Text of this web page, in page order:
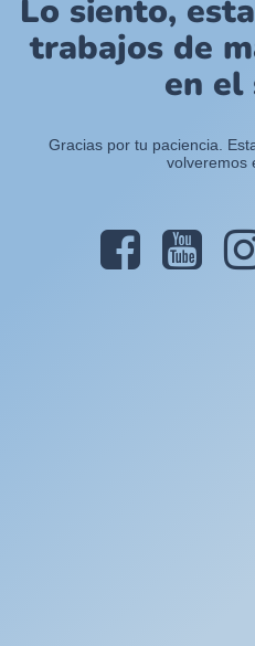
Lo siento,
trabajos de
en el
Gracias por tu paciencia.
volveremos